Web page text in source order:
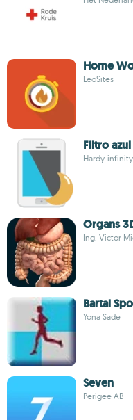
Home
LeoSites
Filtro
Hardy-infinity
Organs
Ing. Victor
Bartal
Yona Sade
Seven
Perigee AB